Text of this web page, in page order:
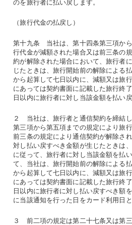
のを旅行者に払い戻します。
（旅行代金の払戻し）
第十九条 当社は、第十四条第三項か
行代金が減額された場合又は前三条の
約が解除された場合において、旅行者
じたときは、旅行開始前の解除による
から起算して七日以内に、減額又は旅
にあっては契約書面に記載した旅行終
日以内に旅行者に対し当該金額を払い戻
２ 当社は、旅行者と通信契約を締結
第三項から第五項までの規定により旅
前三条の規定により通信契約が解除さ
対し払い戻すべき金額が生じたときは
に従って、旅行者に対し当該金額を払
て、当社は、旅行開始前の解除による
から起算して七日以内に、減額又は旅
にあっては契約書面に記載した旅行終
日以内に旅行者に対し払い戻すべき額
に当該通知を行った日をカード利用日と
３ 前二項の規定は第二十七条又は第